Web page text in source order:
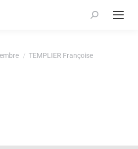
Recherche
TEMPLIER Françoise